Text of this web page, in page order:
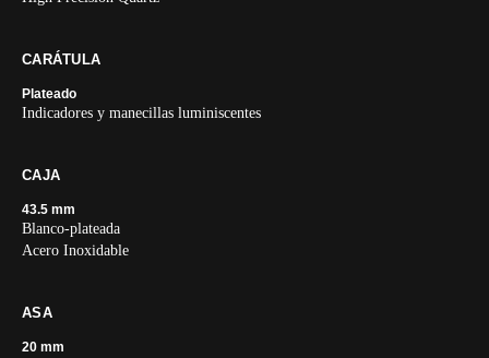
CARÁTULA
Plateado
Indicadores y manecillas luminiscentes
CAJA
43.5 mm
Blanco-plateada
Acero Inoxidable
ASA
20 mm